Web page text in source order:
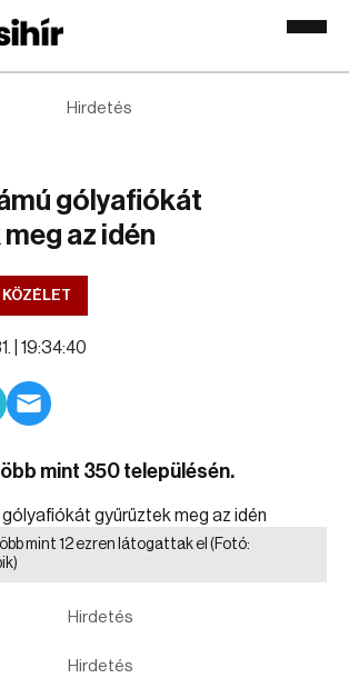
Hirdetés
gólyafiókát
az idén
KÖZÉLET
| 19:34:40
mint 350 településén.
mint 12 ezren látogattak el (Fotó:
Hirdetés
Hirdetés